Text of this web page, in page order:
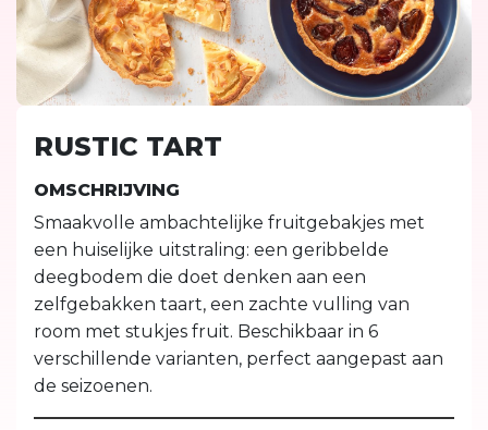
RUSTIC TART
OMSCHRIJVING
Smaakvolle ambachtelijke fruitgebakjes met
een huiselijke uitstraling: een geribbelde
deegbodem die doet denken aan een
zelfgebakken taart, een zachte vulling van
room met stukjes fruit. Beschikbaar in 6
verschillende varianten, perfect aangepast aan
de seizoenen.